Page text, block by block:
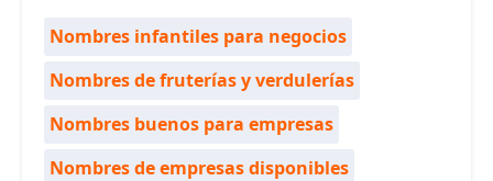
Nombres infantiles para negocios
Nombres de fruterías y verdulerías
Nombres buenos para empresas
Nombres de empresas disponibles